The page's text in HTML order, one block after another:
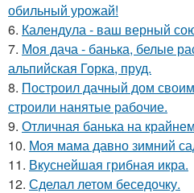
обильный урожай!
6. Календула - ваш верный
7. Моя дача - банька, белые
альпийская Горка, пруд.
8. Построил дачный дом
строили нанятые рабочие.
9. Отличная банька на
10. Моя мама давно зимний
11. Вкуснейшая грибная икра.
12. Сделал летом беседочку.